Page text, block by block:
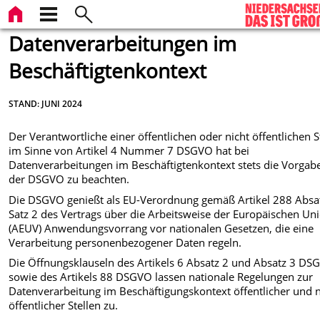
Datenverarbeitungen im
Beschäftigtenkontext
STAND: JUNI 2024
Der Verantwortliche einer öffentlichen oder nicht öffentlichen
im Sinne von Artikel 4 Nummer 7 DSGVO hat bei
Datenverarbeitungen im Beschäftigtenkontext stets die
der DSGVO zu beachten.
Die DSGVO genießt als EU-Verordnung gemäß Artikel 288
Satz 2 des Vertrags über die Arbeitsweise der Europäischen
(AEUV) Anwendungsvorrang vor nationalen Gesetzen, die eine
Verarbeitung personenbezogener Daten regeln.
Die Öffnungsklauseln des Artikels 6 Absatz 2 und Absatz 3
sowie des Artikels 88 DSGVO lassen nationale Regelungen zur
Datenverarbeitung im Beschäftigungskontext öffentlicher und
öffentlicher Stellen zu.